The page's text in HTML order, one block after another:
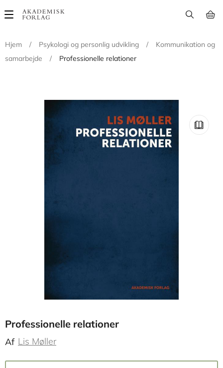
Main
Hjem
/ Psykologi og personlig udvikling /
Kommunikation og
samarbejde
/ Professionelle relationer
Professionelle relationer
Af Lis Møller